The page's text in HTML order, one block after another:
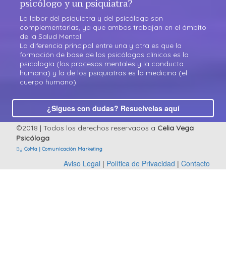
psicólogo y un psiquiatra?
La labor del psiquiatra y del psicólogo son
complementarias, ya que ambos trabajan en el ámbito
de la Salud Mental.
La diferencia principal entre una y otra es que la
formación de base de los psicólogos clínicos es la
psicología (los procesos mentales y la conducta
humana) y la de los psiquiatras es la medicina (el
cuerpo humano).
¿Sigues con dudas? Resuelvelas aquí
©2018 | Todos los derechos reservados a Celia Vega
Psicóloga
ByCoMa | Comunicación Marketing
Aviso Legal | Política de Privacidad | Contacto